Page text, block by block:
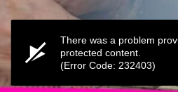
There was a problem
protected content.
(Error Code: 232403)